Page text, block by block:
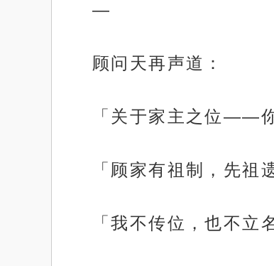
—
顾问天再声道：
「关于家主之位——
「顾家有祖制，先
「我不传位，也不立